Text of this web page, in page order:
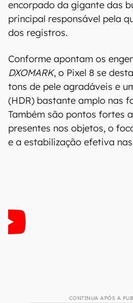
encorpado da gigante das
principal responsável pela
dos registros.
Conforme apontam os
DXOMARK, o Pixel 8 se
tons de pele agradáveis e
(HDR) bastante amplo nas
Também são pontos fortes
presentes nos objetos, o
e a estabilização efetiva
CONTINUA APÓS A